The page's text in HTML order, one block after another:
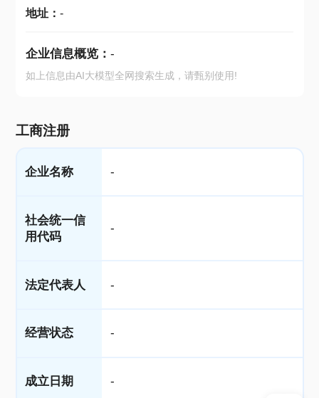
地址： -
企业信息概览： -
如上信息由AI大模型全网搜索生成，请甄别使用!
工商注册
企业名称 -
社会统一信
用代码
-
法定代表人 -
经营状态 -
成立日期 -